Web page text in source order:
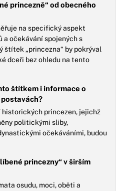
princezně“ od obecného
na specifický aspekt
a očekávání spojených s
štítek „princezna“ by pokrýval
dceři bez ohledu na tento
štítkem i informace o
historických princezen, jejichž
politickými sliby,
očekáváními, budou
princezny“ v širším
osudu, moci, oběti a